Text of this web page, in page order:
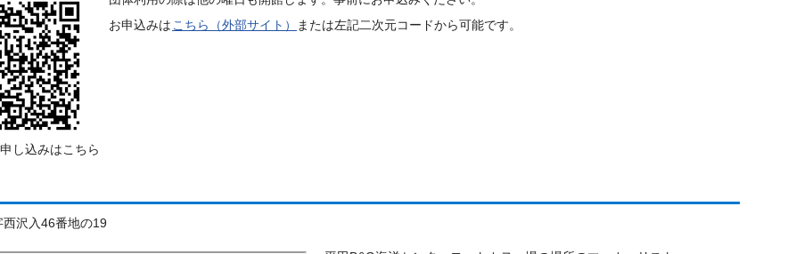
し込みはこちら
お申込みは こちら（外部サイト） または左記二次元コードから可能です。
西沢入46番地の19